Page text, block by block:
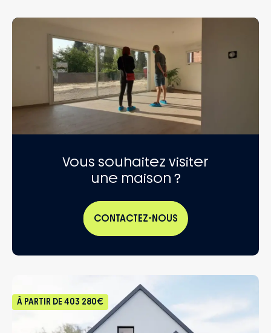
Vous souhaitez visiter
une maison ?
CONTACTEZ-NOUS
À PARTIR DE 403 280€